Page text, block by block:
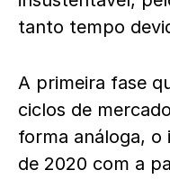
tanto tempo
A primeira fase
ciclos de
forma análoga, o
de 2020 com a